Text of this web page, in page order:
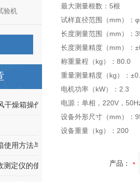
验机
燥箱操作规程
用方法与维护
定仪的使用说明书
最大测量根数：5根
试样直径范围（mm）：
长度测量范围（mm）：
长度测量精度（mm）：
称重量程（kg）：80.0
重量测量精度（kg）：
电机功率（kW）：2.3
电源：单相，220V，
设备外形尺寸（mm）：
设备重量（kg）：200
产品：